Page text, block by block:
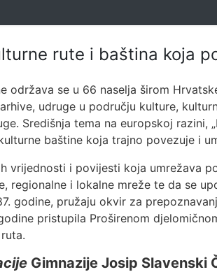
rute i baština koja
održava se u 66 naselja širom
udruge u području kulture,
Središnja tema na europskoj razini,
baštine koja trajno povezuje i
vrijednosti i povijesti koja umrežava
regionalne i lokalne mreže te da se
godine, pružaju okvir za
pristupila Proširenom
Gimnazije Josip Slavenski